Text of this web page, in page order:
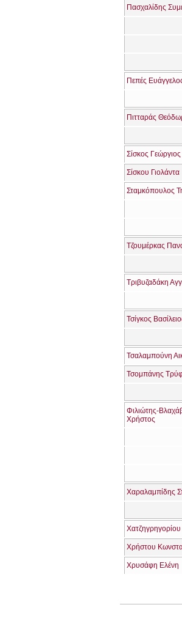
Πασχαλίδης
Πεπές
Πιτταράς
Σίσκος Γεώργιος
Σίσκου Γιολάντα
Σταμκόπουλος
Τζουμέρκας
Τριβυζαδάκη
Τσίγκος
Τσαλαμπούνη
Τσομπάνης
Φιλιώτης-
Χρήστος
Χαραλαμπίδης
Χατζηγρηγορίου
Χρήστου
Χρυσάφη Ελένη